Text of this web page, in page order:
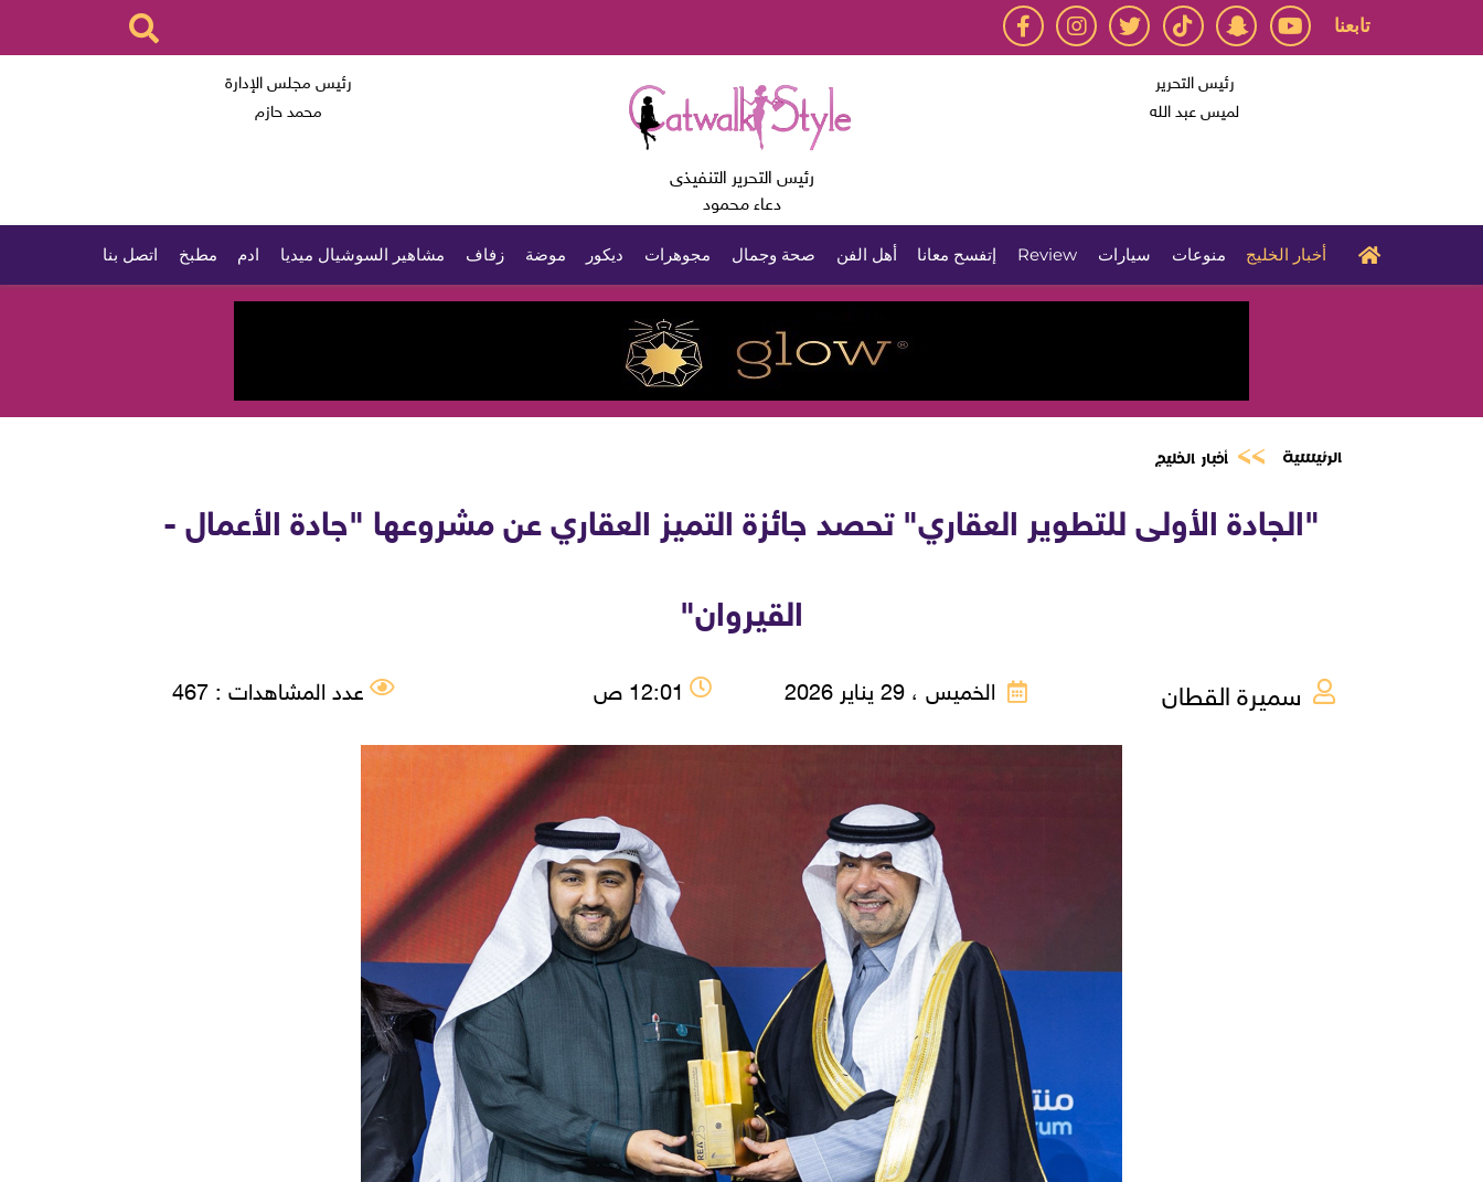
تابعنا
رئيس التحرير
لميس عبد الله
رئيس التحرير التنفيذى
دعاء محمود
رئيس مجلس الإدارة
محمد حازم
أخبار الخليج منوعات سيارات Review إتفسح معانا أهل الفن صحة وجمال مجوهرات ديكور موضة زفاف مشاهير السوشيال ميديا ادم مطبخ اتصل بنا
الرئيسية أخبار الخليج
"الجادة الأولى للتطوير العقاري" تحصد جائزة التميز العقاري عن مشروعها "جادة الأعمال -
القيروان"
سميرة القطان الخميس ، 29 يناير 2026 12:01 ص عدد المشاهدات : 467